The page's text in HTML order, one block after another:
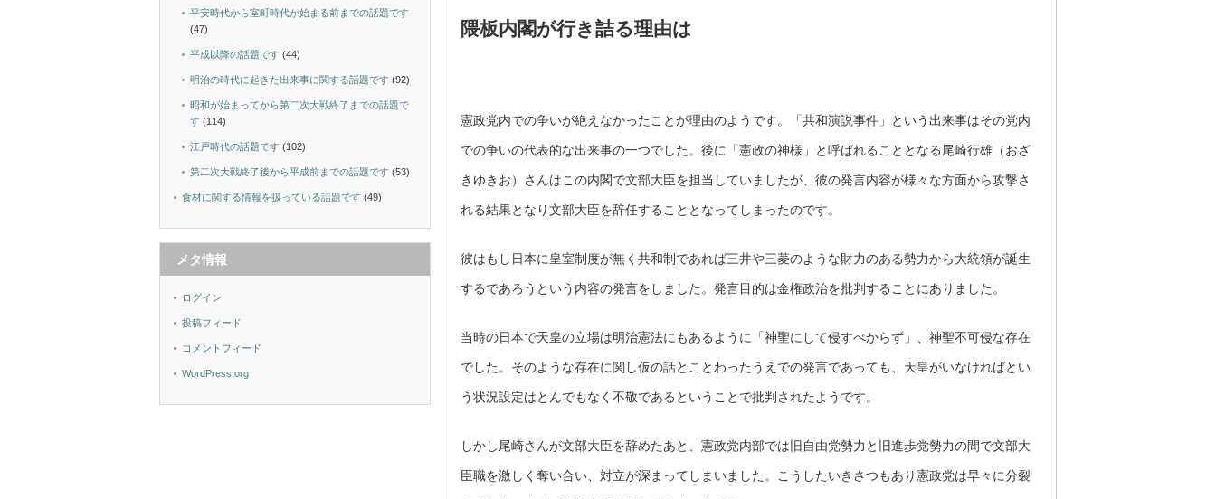
隈板内閣が行き詰る理由は
憲政党内での争いが絶えなかったことが理由のようです。「共和演説事件」という出来事はその党内
での争いの代表的な出来事の一つでした。後に「憲政の神様」と呼ばれることとなる尾崎行雄（おざ
きゆきお）さんはこの内閣で文部大臣を担当していましたが、彼の発言内容が様々な方面から攻撃さ
れる結果となり文部大臣を辞任することとなってしまったのです。
彼はもし日本に皇室制度が無く共和制であれば三井や三菱のような財力のある勢力から大統領が誕生
するであろうという内容の発言をしました。発言目的は金権政治を批判することにありました。
当時の日本で天皇の立場は明治憲法にもあるように「神聖にして侵すべからず」、神聖不可侵な存在
でした。そのような存在に関し仮の話とことわったうえでの発言であっても、天皇がいなければとい
う状況設定はとんでもなく不敬であるということで批判されたようです。
しかし尾崎さんが文部大臣を辞めたあと、憲政党内部では旧自由党勢力と旧進歩党勢力の間で文部大
臣職を激しく奪い合い、対立が深まってしまいました。こうしたいきさつもあり憲政党は早々に分裂
平安時代から室町時代が始まる前までの話題です
(47)
平成以降の話題です (44)
明治の時代に起きた出来事に関する話題です (92)
昭和が始まってから第二次大戦終了までの話題で
す (114)
江戸時代の話題です (102)
第二次大戦終了後から平成前までの話題です (53)
食材に関する情報を扱っている話題です (49)
メタ情報
ログイン
投稿フィード
コメントフィード
WordPress.org